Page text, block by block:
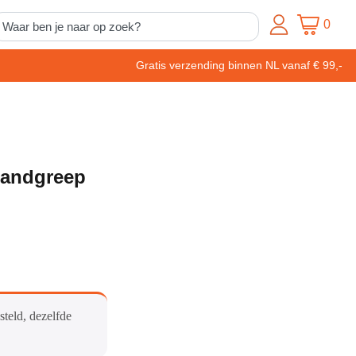
0
Gratis verzending binnen NL vanaf € 99,-
dezelfde